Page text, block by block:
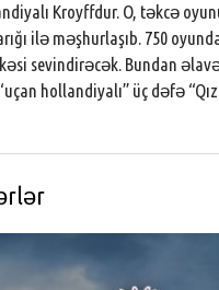
Kroyffdur. O, təkcə
ilə məşhurlaşıb. 750
sevindirəcək. Bundan
hollandiyalı” üç dəfə